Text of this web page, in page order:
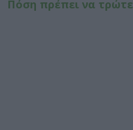
Πόση πρέπει να τρώτε